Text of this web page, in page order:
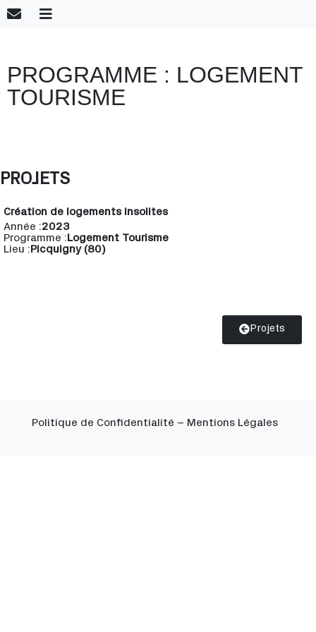
PROGRAMME : LOGEMENT
TOURISME
PROJETS
Création de logements insolites
Année :2023
Programme : Logement Tourisme
Lieu : Picquigny (80)
Projets
Politique de Confidentialité – Mentions Légales